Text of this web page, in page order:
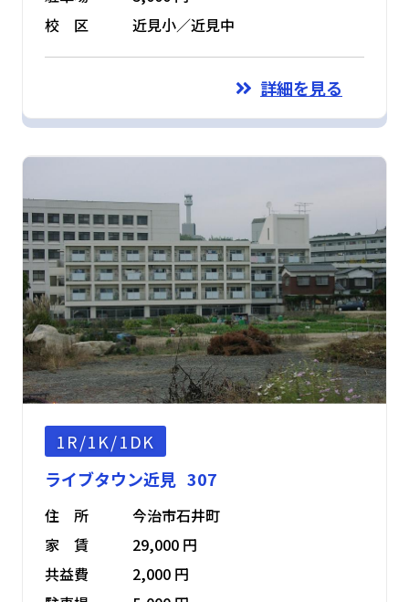
校 区
近見小／近見中
詳細を見る
1R/1K/1DK
ライブタウン近見 307
住 所
今治市石井町
家 賃
29,000 円
共益費
2,000 円